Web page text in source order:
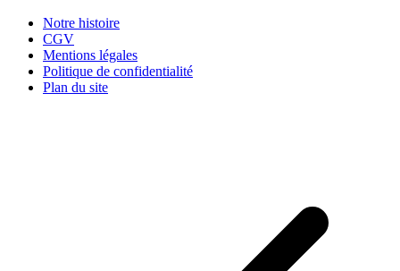
Notre histoire
CGV
Mentions légales
Politique de confidentialité
Plan du site